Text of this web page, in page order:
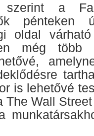
a
pénteken
oldal
még több
is lehetővé
The Wall